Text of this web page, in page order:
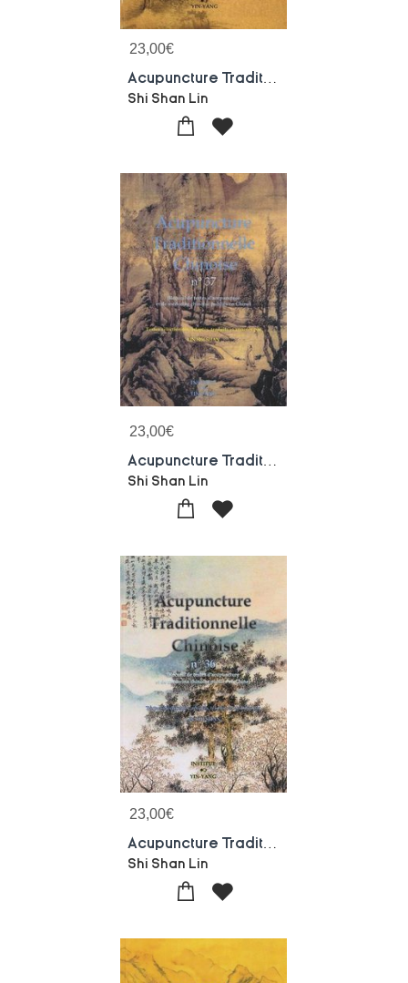
23,00€
Shi Shan Lin
23,00€
Shi Shan Lin
23,00€
Shi Shan Lin